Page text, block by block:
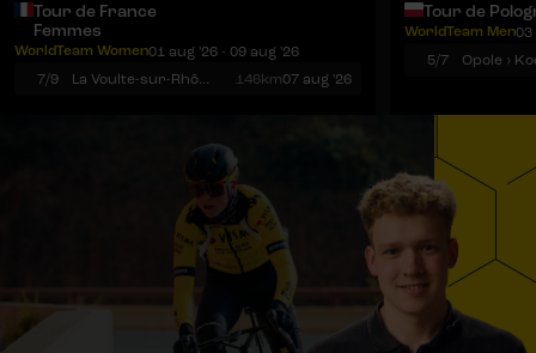
Tour de France
Femmes
WorldTeam Women01 aug '26 - 09 aug '26
7/9
La Voulte-sur-Rhône › Mont Ventoux 146km07 aug '26
Tour de
WorldTeam Men03
5/7